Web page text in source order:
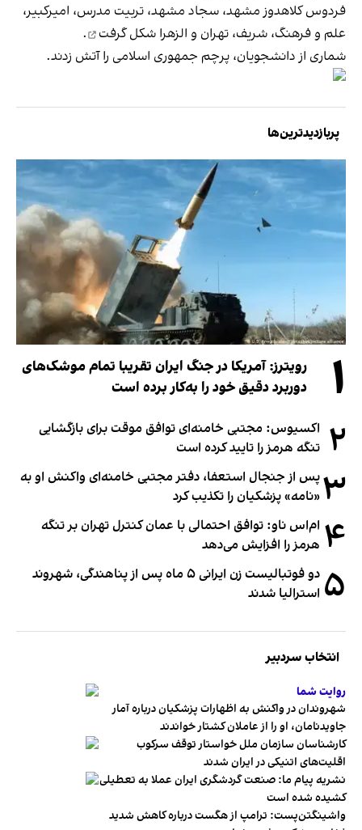
فردوس کلاهدوز مشهد، سجاد مشهد، تربیت مدرس، امیرکبیر،
علم و فرهنگ، شریف، تهران و الزهرا شکل گرفت
.
شماری از دانشجویان، پرچم جمهوری اسلامی را آتش زدند.
پربازدیدترین‌ها
۱
رویترز: آمریکا در جنگ ایران تقریبا تمام موشک‌های
دوربرد دقیق خود را به‌کار برده است
۲ اکسیوس: مجتبی خامنه‌ای توافق موقت برای بازگشایی
تنگه هرمز را تایید کرده است
۳پس از جنجال استعفا، دفتر مجتبی خامنه‌ای واکنش او به
«نامه» پزشکیان را تکذیب کرد
۴ ام‌اس ناو: توافق احتمالی با عمان کنترل تهران بر تنگه
هرمز را افزایش می‌دهد
۵
دو فوتبالیست زن ایرانی ۵ ماه پس از پناهندگی، شهروند
استرالیا شدند
انتخاب سردبیر
روایت شما
شهروندان در واکنش به اظهارات پزشکیان درباره آمار
جاویدنامان، او را از عاملان کشتار خواندند
کارشناسان سازمان ملل خواستار توقف سرکوب
اقلیت‌های اتنیکی در ایران شدند
نشریه پیام ما: صنعت گردشگری ایران عملا به تعطیلی
کشیده شده است
واشینگتن‌پست: ترامپ از هگست درباره کاهش شدید